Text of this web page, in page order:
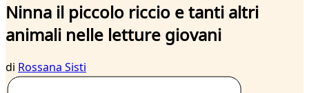
Ninna il piccolo riccio e tanti altri
animali nelle letture giovani
di Rossana Sisti